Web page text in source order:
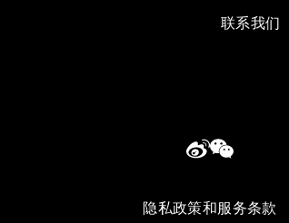
联系我们
隐私政策和服务条款